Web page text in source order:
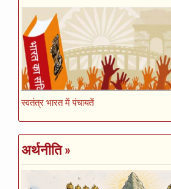
स्वतंत्र भारत में पंचायतें
अर्थनीति»